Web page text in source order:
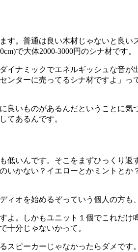
。普通は良い木材じゃないと良
)で大体2000-3000円のシナ材です。
ナミックでエネルギッシュな音
ターに売ってるシナ材ですよ」
いものがあるんだということに気
てあるんです。
いんです。そこをまずひっくり返
かない？イエローとかミントと
オを始めるぞっていう個人の方も
よ。しかもユニット１個でこれだ
十分じゃないかって。
ピーカーじゃなかったらダメで